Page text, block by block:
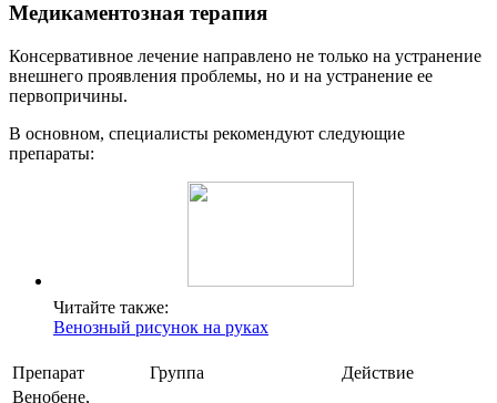
Медикаментозная терапия
Консервативное лечение направлено не только на устранение
внешнего проявления проблемы, но и на устранение ее
первопричины.
В основном, специалисты рекомендуют следующие
препараты:
Читайте также:
Венозный рисунок на руках
Препарат Группа
Действие
Венобене,